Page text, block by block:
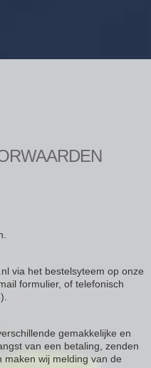
via het bestelsyteem op onze
formulier, of telefonisch
gemakkelijke en
van een betaling, zenden
maken wij melding van de